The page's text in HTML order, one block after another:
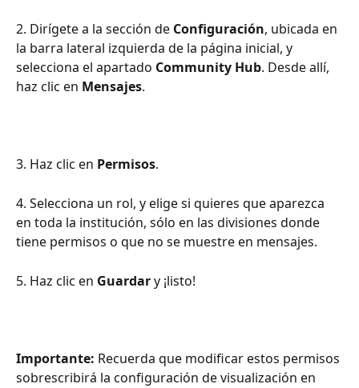
2. Dirígete a la sección de Configuración, ubicada en
la barra lateral izquierda de la página inicial, y
selecciona el apartado Community Hub. Desde allí,
haz clic en Mensajes.
3. Haz clic en Permisos.
4. Selecciona un rol, y elige si quieres que aparezca
en toda la institución, sólo en las divisiones donde
tiene permisos o que no se muestre en mensajes.
5. Haz clic en Guardar y ¡listo!
Importante: Recuerda que modificar estos permisos
sobrescribirá la configuración de visualización en